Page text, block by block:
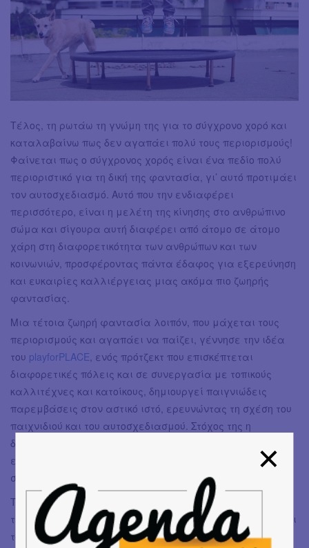
Τέλος, τη ρωτάω τη γνώμη της για το σύγχρονο χορό και
καταλαβαίνω πως δεν αγαπάει πολύ τους περιορισμούς!
Φαίνεται πως ο σύγχρονος χορός είναι ένα πεδίο πολύ
περιοριστικό για τη δική της φαντασία, γι’ αυτό προτιμάει
τον αυτοσχεδιασμό. Αυτό που την ενδιαφέρει
περισσότερο, είναι η μελέτη της κίνησης στο ανθρώπινο
σώμα και σίγουρα αυτή διαφέρει από άτομο σε άτομο
χάρη στη διαφορετικότητα των ανθρώπων και των
κοινωνιών, προσφέροντας πάντα έδαφος για εξερεύνηση
και ευκαιρίες καλλιέργειας μιας ακόμα πιο ζωηρής
φαντασίας.
Μια τέτοια ζωηρή φαντασία λοιπόν, που μάχεται τους
περιορισμούς και αγαπάει να παίζει, γέννησε την ιδέα
του playforPLACE, ενός πρότζεκτ που επισκέπτεται
διαφορετικές πόλεις και σε συνεργασία με τοπικούς
καλλιτέχνες και κατοίκους, δημιουργεί παιγνιώδεις
παρεμβάσεις στον αστικό ιστό, ερευνώντας τη σχέση του
παιχνιδιού και του αυτοσχεδιασμού. Στόχος της η
δημιουργία μιας μεθόδου, η οποία θα μπορεί να εξασκεί
επαγγελματίες καλλιτέχνες των παραστατικών τεχνών
στην πρακτική του αυτοσχεδιασμού.
Τελειώνοντας τον καφέ μας, συζητάμε για τις μέχρι
τώρα εμπειρίες της στο playforPLACE και παραδέχεται ότι
το πιο ιδιαίτερο ήταν αυτό στην Αμβέρσα, γιατί ξέφυγε